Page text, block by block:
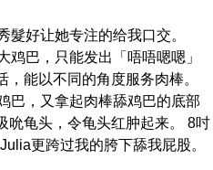
好让她专注的给我口交。
巴，只能发出「唔唔嗯嗯」
能以不同的角度服务肉棒。
巴，又拿起肉棒舔鸡巴的底部
吮龟头，令龟头红肿起来。 8吋
更跨过我的胯下舔我屁股。